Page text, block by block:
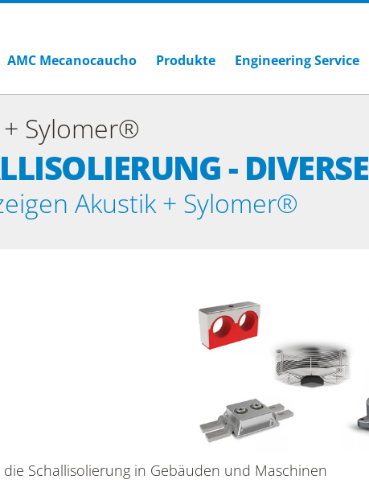
AMC Mecanocaucho Produkte Engineering Service
Sylomer®
- DIVERSE
Akustik + Sylomer®
Schallisolierung in Gebäuden und Maschinen